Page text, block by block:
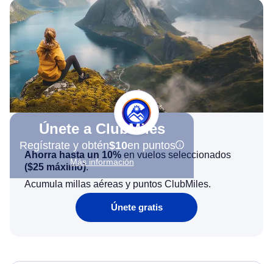
Únete a ClubMiles
Regístrate y obtén$10en puntos
Más información
Ahorra hasta un 10% en vuelos seleccionados
($25 máximo).
Acumula millas aéreas y puntos ClubMiles.
Únete gratis